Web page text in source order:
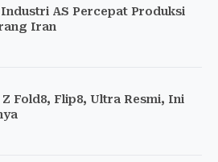
AS Percepat Produksi
Iran
Fold8, Flip8, Ultra Resmi, Ini